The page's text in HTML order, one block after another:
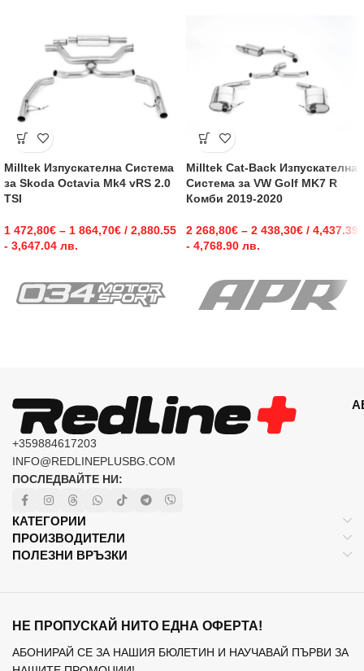
Milltek Изпускателна Система
за Skoda Octavia Mk4 vRS 2.0
TSI
1 472,80€ – 1 864,70€ / 2,880.55
- 3,647.04 лв.
Milltek Cat-Back Изпускателна
Система за VW Golf MK7 R
Комби 2019-2020
2 268,80€ – 2 438,30€ / 4,437.39
- 4,768.90 лв.
+359884617203
INFO@REDLINEPLUSBG.COM
ПОСЛЕДВАЙТЕ НИ:
КАТЕГОРИИ
ПРОИЗВОДИТЕЛИ
ПОЛЕЗНИ ВРЪЗКИ
НЕ ПРОПУСКАЙ НИТО ЕДНА ОФЕРТА!
АБОНИРАЙ СЕ ЗА НАШИЯ БЮЛЕТИН И НАУЧАВАЙ ПЪРВИ ЗА